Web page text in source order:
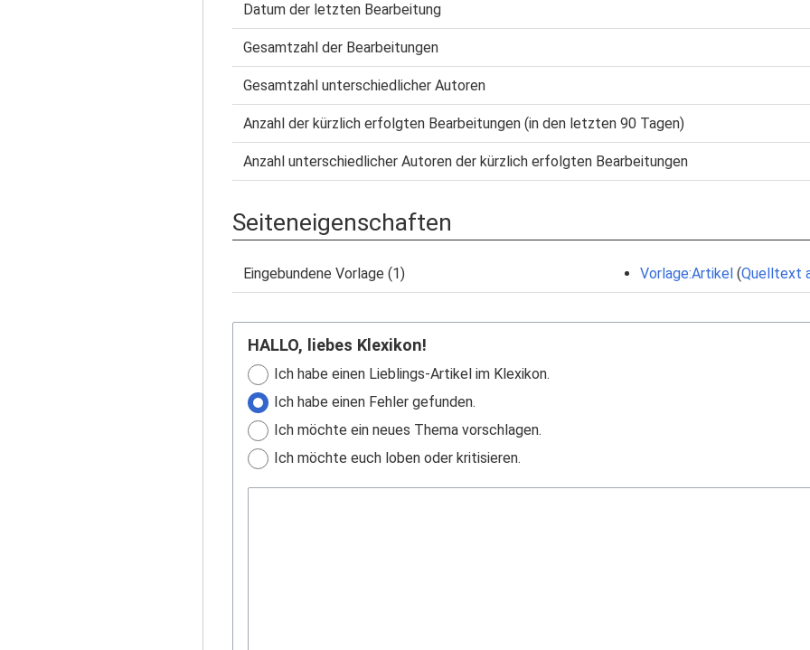
Datum der letzten Bearbeitung
Gesamtzahl der Bearbeitungen
Gesamtzahl unterschiedlicher Autoren
Anzahl der kürzlich erfolgten Bearbeitungen (in den letzten 90 Tagen)
Anzahl unterschiedlicher Autoren der kürzlich erfolgten Bearbeitungen
Seiteneigenschaften
Eingebundene Vorlage (1) Vorlage:Artikel (Quelltext
HALLO, liebes Klexikon!
Ich habe einen Lieblings-Artikel im Klexikon.
Ich habe einen Fehler gefunden.
Ich möchte ein neues Thema vorschlagen.
Ich möchte euch loben oder kritisieren.